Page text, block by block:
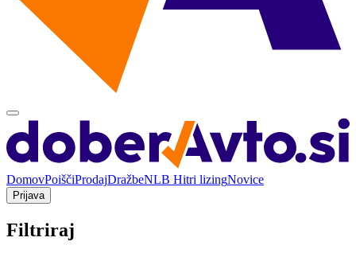
DomovPoiščiProdajDražbeNLB Hitri lizingNovice
Prijava
Filtriraj